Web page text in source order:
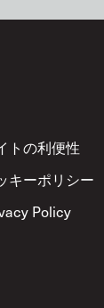
トの利便性
キーポリシー
Policy